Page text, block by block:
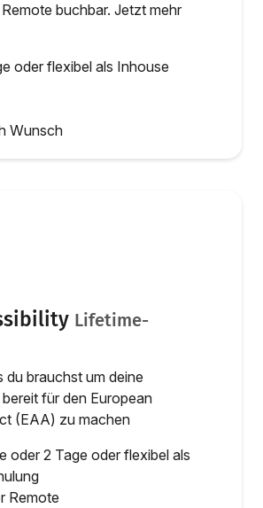
buchbar. Jetzt mehr
oder flexibel als Inhouse
Wunsch
Lifetime-
du brauchst um deine
für den European
(EAA) zu machen
oder 2 Tage oder flexibel als
Remote